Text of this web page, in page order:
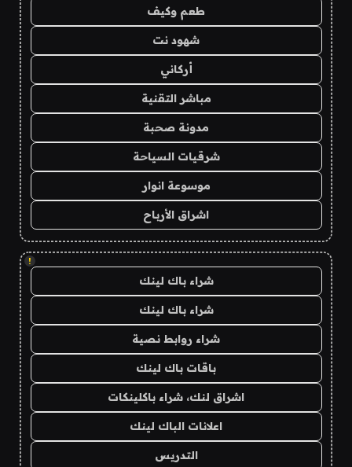
طعم وكيف
شهود نت
أركاني
مباشر التقنية
مدونة صحبة
شرقيات السياحة
موسوعة انوار
اشراق الأرباح
!
شراء باك لينك
شراء باك لينك
شراء روابط نصية
باقات باك لينك
اشراق لنك، شراء باكلينكات
اعلانات الباك لينك
التدريس